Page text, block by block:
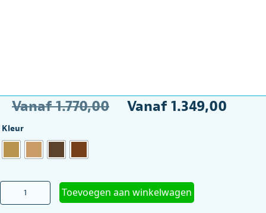
Vanaf1.770,00
Oorspronkelijke
€1.770,00.
Vanaf 1.349,00
Kleur
Hoog/laag
Toevoegen aan winkelwagen